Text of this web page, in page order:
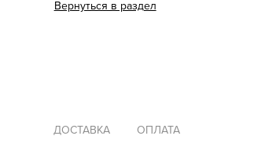
Вернуться в раздел
ДОСТАВКА ОПЛАТА